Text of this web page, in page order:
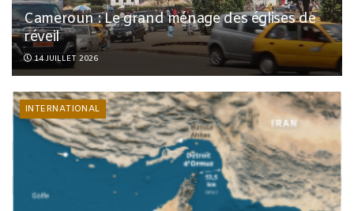
Cameroun : Le grand ménage des églises de
réveil
14 JUILLET 2026
INTERNATIONAL